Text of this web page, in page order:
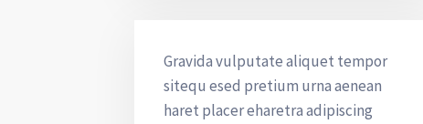
Gravida vulputate aliquet tempor
sitequ esed pretium urna aenean
haret placer eharetra adipiscing